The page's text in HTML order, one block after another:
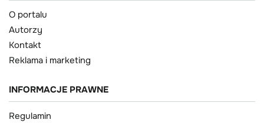
O portalu
Autorzy
Kontakt
Reklama i marketing
INFORMACJE PRAWNE
Regulamin